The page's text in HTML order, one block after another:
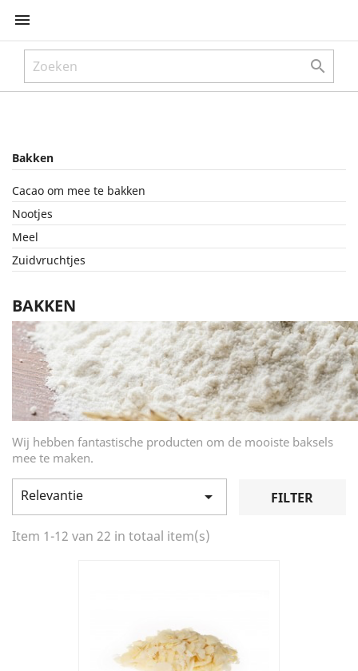


Bakken
Cacao om mee te bakken
Nootjes
Meel
Zuidvruchtjes
BAKKEN
Wij hebben fantastische producten om de mooiste baksels
mee te maken.
Relevantie  FILTER
Item 1-12 van 22 in totaal item(s)